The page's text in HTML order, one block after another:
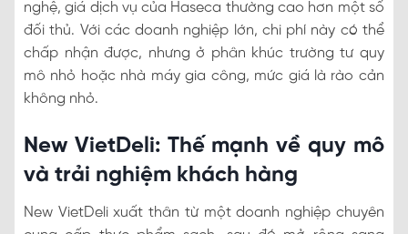
nghệ, giá dịch vụ của Haseca thường cao hơn một số
đối thủ. Với các doanh nghiệp lớn, chi phí này có thể
chấp nhận được, nhưng ở phân khúc trường tư quy
mô nhỏ hoặc nhà máy gia công, mức giá là rào cản
không nhỏ.
New VietDeli: Thế mạnh về quy mô
và trải nghiệm khách hàng
New VietDeli xuất thân từ một doanh nghiệp chuyên